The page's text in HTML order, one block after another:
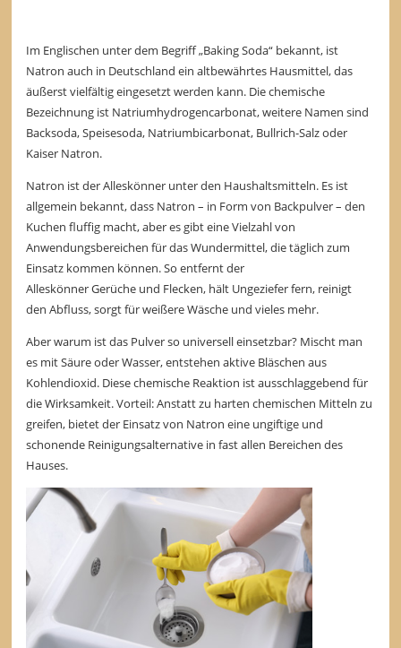
Im Englischen unter dem Begriff „Baking Soda“ bekannt, ist
Natron auch in Deutschland ein altbewährtes Hausmittel, das
äußerst vielfältig eingesetzt werden kann. Die chemische
Bezeichnung ist Natriumhydrogencarbonat, weitere Namen sind
Backsoda, Speisesoda, Natriumbicarbonat, Bullrich-Salz oder
Kaiser Natron.
Natron ist der Alleskönner unter den Haushaltsmitteln. Es ist
allgemein bekannt, dass Natron – in Form von Backpulver – den
Kuchen fluffig macht, aber es gibt eine Vielzahl von
Anwendungsbereichen für das Wundermittel, die täglich zum
Einsatz kommen können. So entfernt der
Alleskönner Gerüche und Flecken, hält Ungeziefer fern, reinigt
den Abfluss, sorgt für weißere Wäsche und vieles mehr.
Aber warum ist das Pulver so universell einsetzbar? Mischt man
es mit Säure oder Wasser, entstehen aktive Bläschen aus
Kohlendioxid. Diese chemische Reaktion ist ausschlaggebend für
die Wirksamkeit. Vorteil: Anstatt zu harten chemischen Mitteln zu
greifen, bietet der Einsatz von Natron eine ungiftige und
schonende Reinigungsalternative in fast allen Bereichen des
Hauses.